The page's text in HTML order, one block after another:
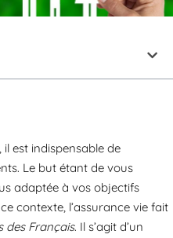
est indispensable de
Le but étant de vous
adaptée à vos objectifs
contexte, l’assurance vie fait
des Français. Il s’agit d’un